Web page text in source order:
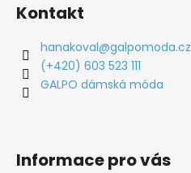
Kontakt
hanakoval@galpomoda.cz
(+420) 603 523 111
GALPO dámská móda
Informace pro vás